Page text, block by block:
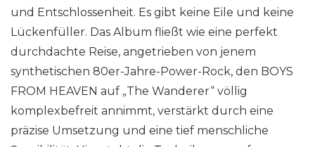
und Entschlossenheit. Es gibt keine Eile und keine
Lückenfüller. Das Album fließt wie eine perfekt
durchdachte Reise, angetrieben von jenem
synthetischen 80er-Jahre-Power-Rock, den BOYS
FROM HEAVEN auf „The Wanderer“ völlig
komplexbefreit annimmt, verstärkt durch eine
präzise Umsetzung und eine tief menschliche